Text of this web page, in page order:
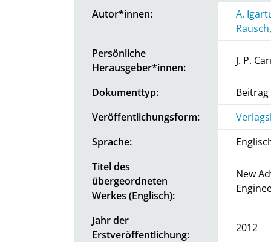
Autor*innen:
A.
Rausch
Persönliche
Herausgeber*innen:
J. P.
Dokumenttyp:
Veröffentlichungsform:
Sprache:
Titel des
übergeordneten
Werkes (Englisch):
New
Jahr der
Erstveröffentlichung:
2012